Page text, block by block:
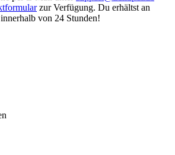
zur Verfügung. Du erhältst an
von 24 Stunden!